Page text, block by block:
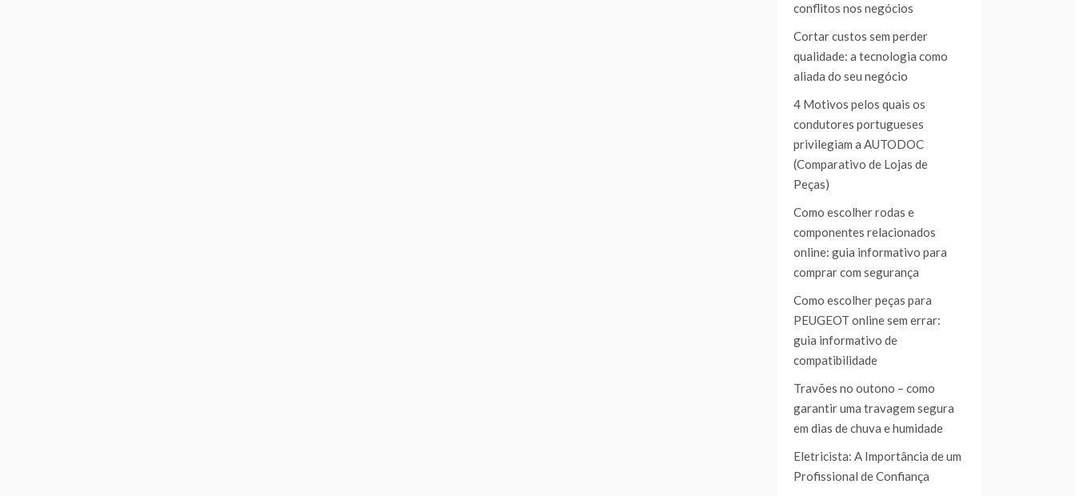
conflitos nos negócios
Cortar custos sem perder
qualidade: a tecnologia como
aliada do seu negócio
4 Motivos pelos quais os
condutores portugueses
privilegiam a AUTODOC
(Comparativo de Lojas de
Peças)
Como escolher rodas e
componentes relacionados
online: guia informativo para
comprar com segurança
Como escolher peças para
PEUGEOT online sem errar:
guia informativo de
compatibilidade
Travões no outono – como
garantir uma travagem segura
em dias de chuva e humidade
Eletricista: A Importância de um
Profissional de Confiança